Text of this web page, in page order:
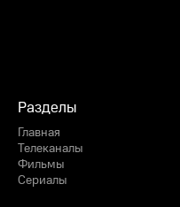
Разделы
Главная
Телеканалы
Фильмы
Сериалы